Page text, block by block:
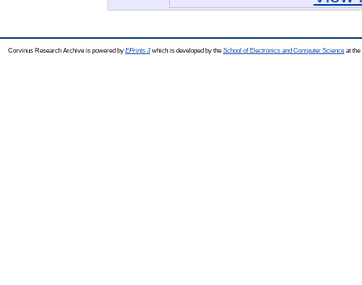
Corvinus Research Archive is powered by EPrints 3which is developed by the School of Electronics and Computer Science at